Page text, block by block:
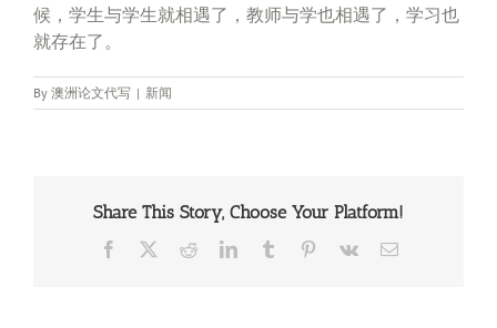
候，学生与学生就相遇了，教师与学也相遇了，学习也
就存在了。
By 澳洲论文代写 | 新闻
Share This Story, Choose Your Platform!
Facebook RedditLinkedInTumblr Pinterest
Vk Email